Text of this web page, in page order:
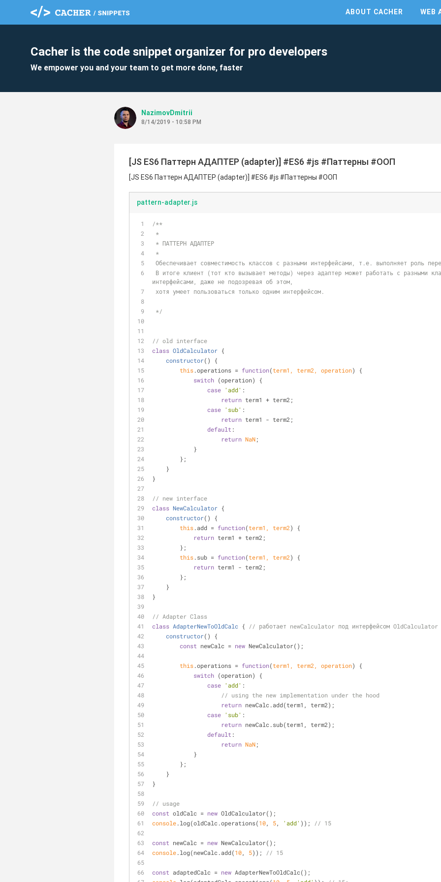
ABOUT CACHER WEB
Cacher is the code snippet organizer for pro developers
We empower you and your team to get more done, faster
NazimovDmitrii
8/14/2019 - 10:58 PM
[JS ES6 Паттерн АДАПТЕР (adapter)] #ES6 #js #Паттерны #ООП
[JS ES6 Паттерн АДАПТЕР (adapter)] #ES6 #js #Паттерны #ООП
pattern-adapter.js
/**
*
* ПАТТЕРН АДАПТЕР
*
Обеспечивает совместимость классов с разными интерфейсами, т.е. выполняет роль
интерфейсами, даже не подозревая об этом,
хотя умеет пользоваться только одним интерфейсом.
*/
// old interface
class OldCalculator {
constructor( )
{
this.operations = function(term1, term2, operation)
{
switch (operation) {
case 'add' :
return term1 + term2;
case 'sub' :
return term1 - term2;
default :
return NaN;
            }
        };
    }
}
// new interface
class NewCalculator {
constructor( )
{
this.add = function(term1, term2)
{
return term1 + term2;
        };
this.sub = function(term1, term2)
{
return term1 - term2;
        };
    }
}
// Adapter Class
class AdapterNewToOldCalc {
// работает newCalculator под интерфейсом OldCalculator
constructor( )
{
const newCalc = new NewCalculator();
this.operations = function(term1, term2, operation)
{
switch (operation) {
case 'add' :
// using the new implementation under the hood
return newCalc.add(term1, term2);
case 'sub' :
return newCalc.sub(term1, term2);
default :
return NaN;
            }
        };
    }
}
// usage
const oldCalc = new OldCalculator();
console.log(oldCalc.operations(10, 5, 'add' )); // 15
const newCalc = new NewCalculator();
console.log(newCalc.add(10, 5)); // 15
const adaptedCalc = new AdapterNewToOldCalc();